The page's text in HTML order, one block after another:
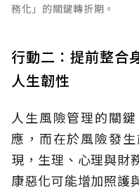
務化」的關鍵轉折期。
行動二：提前整合
人生韌性
人生風險管理的關
應，而在於風險發
現，生理、心理與財
康惡化可能增加照護